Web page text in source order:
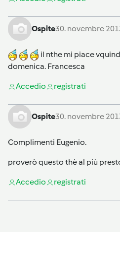
Ospite30. novembre
il nthe mi piace
domenica. Francesca
Accedio registrati
Ospite30. novembre
Complimenti Eugenio.
proverò questo thè al più
Accedio registrati